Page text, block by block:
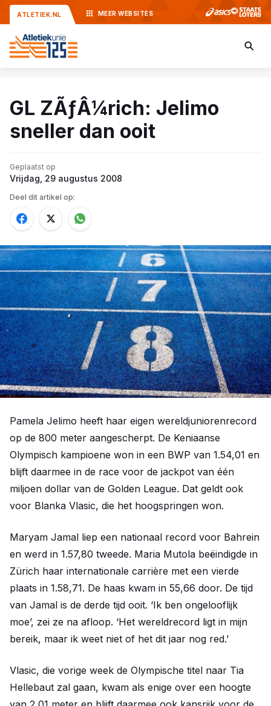
ATLETIEK.NL MEER WEBSITES
GL ZÃƒÂ¼rich: Jelimo
sneller dan ooit
Geplaatst op
Vrijdag, 29 augustus 2008
Deel dit artikel op:
Pamela Jelimo heeft haar eigen wereldjuniorenrecord
op de 800 meter aangescherpt. De Keniaanse
Olympisch kampioene won in een BWP van 1.54,01 en
blijft daarmee in de race voor de jackpot van één
miljoen dollar van de Golden League. Dat geldt ook
voor Blanka Vlasic, die het hoogspringen won.
Maryam Jamal liep een nationaal record voor Bahrein
en werd in 1.57,80 tweede. Maria Mutola beëindigde in
Zürich haar internationale carrière met een vierde
plaats in 1.58,71. De haas kwam in 55,66 door. De tijd
van Jamal is de derde tijd ooit. ‘Ik ben ongelooflijk
moe’, zei ze na afloop. ‘Het wereldrecord ligt in mijn
bereik, maar ik weet niet of het dit jaar nog red.’
Vlasic, die vorige week de Olympische titel naar Tia
Hellebaut zal gaan, kwam als enige over een hoogte